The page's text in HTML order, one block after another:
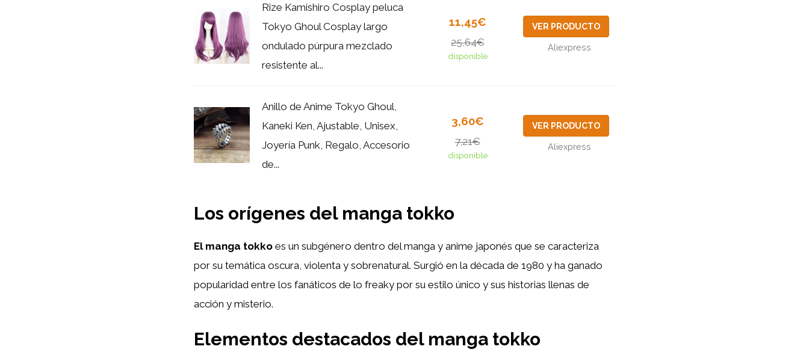
Rize Kamishiro Cosplay peluca
Tokyo Ghoul Cosplay largo
ondulado púrpura mezclado
resistente al...
11,45€
25,64€
disponible
VER PRODUCTO
Aliexpress
Anillo de Anime Tokyo Ghoul,
Kaneki Ken, Ajustable, Unisex,
Joyería Punk, Regalo, Accesorio
de...
3,60€
7,21€
disponible
VER PRODUCTO
Aliexpress
Los orígenes del manga tokko
El manga tokko es un subgénero dentro del manga y anime japonés que se caracteriza
por su temática oscura, violenta y sobrenatural. Surgió en la década de 1980 y ha ganado
popularidad entre los fanáticos de lo freaky por su estilo único y sus historias llenas de
acción y misterio.
Elementos destacados del manga tokko